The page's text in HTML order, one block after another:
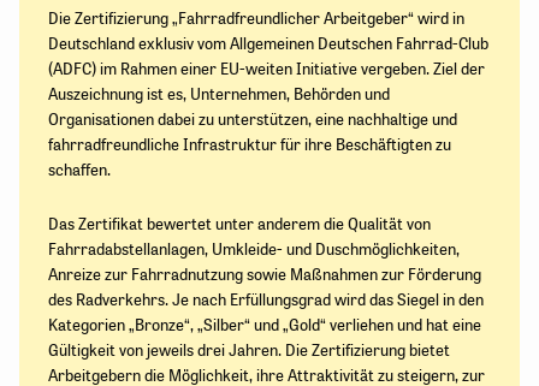
Die Zertifizierung „Fahrradfreundlicher Arbeitgeber“ wird in
Deutschland exklusiv vom Allgemeinen Deutschen Fahrrad-Club
(ADFC) im Rahmen einer EU-weiten Initiative vergeben. Ziel der
Auszeichnung ist es, Unternehmen, Behörden und
Organisationen dabei zu unterstützen, eine nachhaltige und
fahrradfreundliche Infrastruktur für ihre Beschäftigten zu
schaffen.
Das Zertifikat bewertet unter anderem die Qualität von
Fahrradabstellanlagen, Umkleide- und Duschmöglichkeiten,
Anreize zur Fahrradnutzung sowie Maßnahmen zur Förderung
des Radverkehrs. Je nach Erfüllungsgrad wird das Siegel in den
Kategorien „Bronze“, „Silber“ und „Gold“ verliehen und hat eine
Gültigkeit von jeweils drei Jahren. Die Zertifizierung bietet
Arbeitgebern die Möglichkeit, ihre Attraktivität zu steigern, zur